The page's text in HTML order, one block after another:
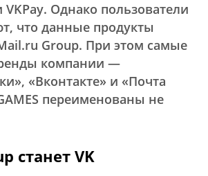
VKPay. Однако пользователи
что данные продукты
Group. При этом самые
компании —
«Вконтакте» и «Почта
переименованы не
станет VK